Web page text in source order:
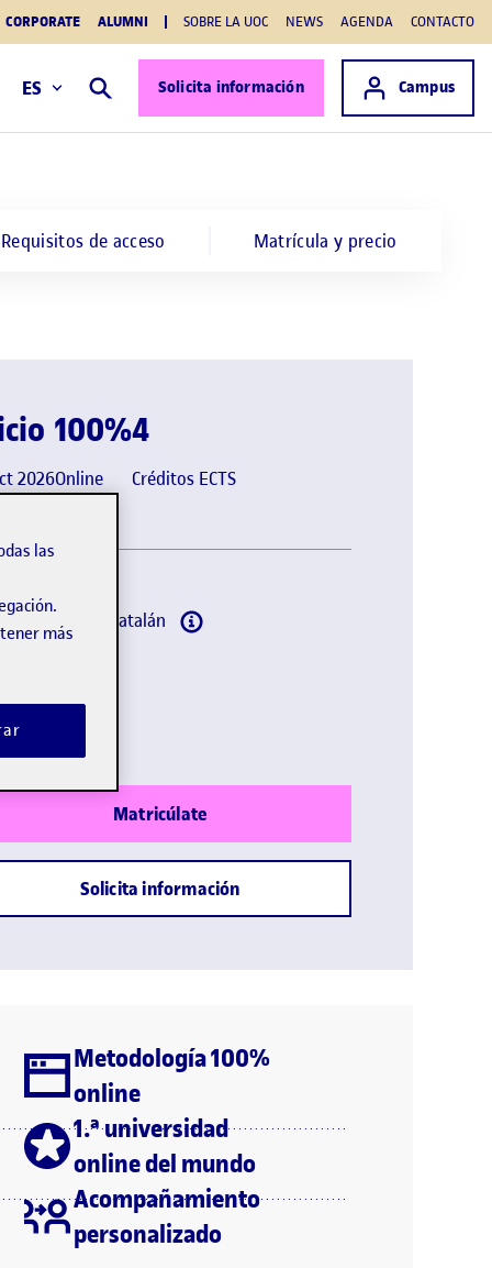
CORPORATE ALUMNI SOBRE LA UOC NEWS AGENDA CONTACTO
Buscar Solicita información Acceso a
Campus
ES
Requisitos de acceso Matrícula y precio
2026
100%
Online
4
Créditos ECTS
Español, Catalán
:
Matricúlate
Solicita información
Metodología 100%
online
1.ª universidad
online del mundo
Acompañamiento
personalizado
las
más